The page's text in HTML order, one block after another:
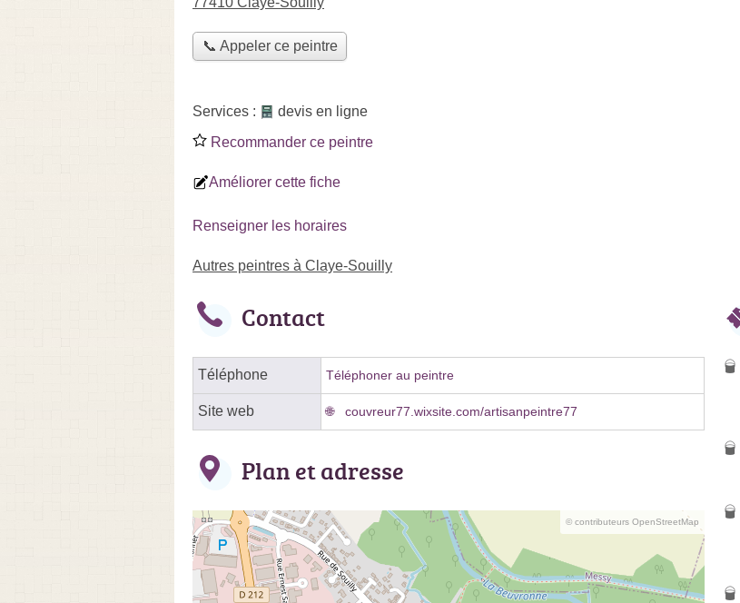
📞 Appeler ce peintre
Services :
devis en ligne
Recommander ce peintre
Améliorer cette fiche
Renseigner les horaires
Autres peintres à Claye-Souilly
Contact
Téléphone Téléphoner au peintre
Site web couvreur77.wixsite.com/artisanpeintre77
Plan et adresse
© contributeurs OpenStreetMap